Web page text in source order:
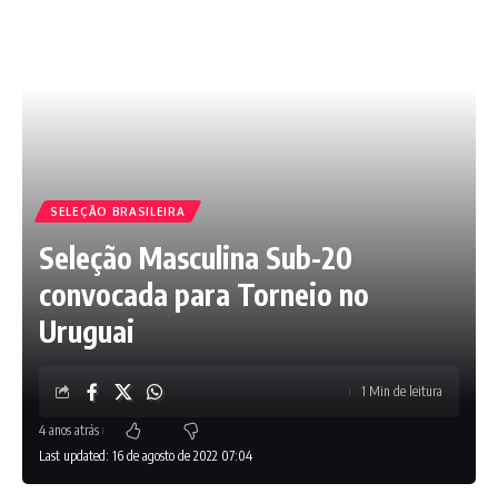
SELEÇÃO BRASILEIRA
Seleção Masculina Sub-20
convocada para Torneio no
Uruguai
Last updated: 16 de agosto de 2022 07:04
4 anos atrás
1 Min de leitura